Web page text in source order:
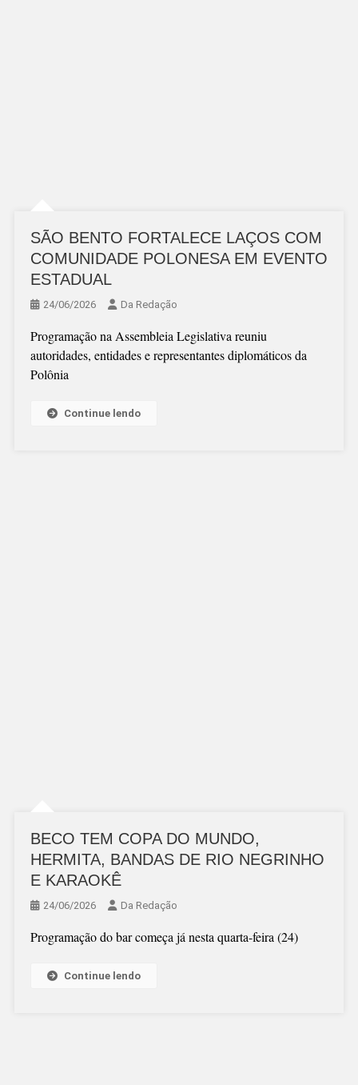
SÃO BENTO FORTALECE LAÇOS COM
COMUNIDADE POLONESA EM EVENTO
ESTADUAL
24/06/2026 Da Redação
Programação na Assembleia Legislativa reuniu
autoridades, entidades e representantes diplomáticos da
Polônia
Continue lendo
BECO TEM COPA DO MUNDO,
HERMITA, BANDAS DE RIO NEGRINHO
E KARAOKÊ
24/06/2026 Da Redação
Programação do bar começa já nesta quarta-feira (24)
Continue lendo